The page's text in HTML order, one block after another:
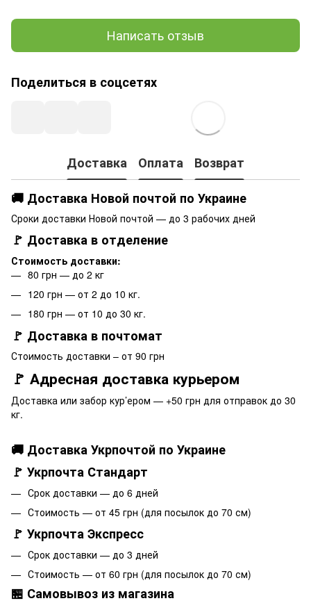
Написать отзыв
Поделиться в соцсетях
Доставка Оплата
Возврат
🚚 Доставка Новой почтой по Украине
Сроки доставки Новой почтой — до 3 рабочих дней
🚩 Доставка в отделение
Стоимость доставки:
80 грн — до 2 кг
120 грн — от 2 до 10 кг.
180 грн — от 10 до 30 кг.
🚩 Доставка в почтомат
Стоимость доставки – от 90 грн
🚩 Адресная доставка курьером
Доставка или забор кур’ером — +50 грн для отправок до 30
кг.
🚚 Доставка Укрпочтой по Украине
🚩 Укрпочта Стандарт
Срок доставки — до 6 дней
Стоимость — от 45 грн (для посылок до 70 см)
🚩 Укрпочта Экспресс
Срок доставки — до 3 дней
Стоимость — от 60 грн (для посылок до 70 см)
🏪 Самовывоз из магазина